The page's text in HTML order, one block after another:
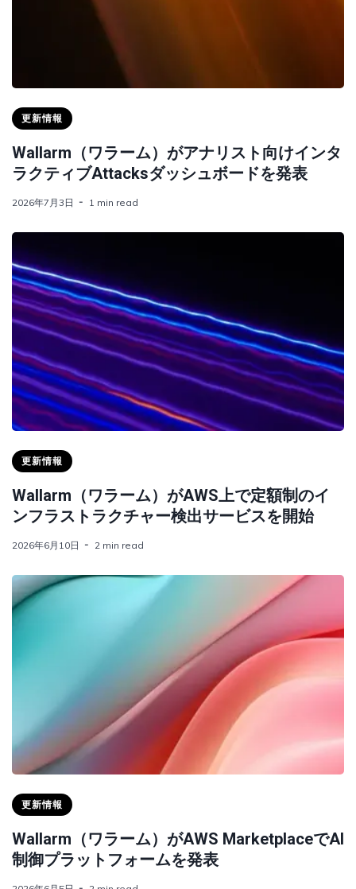
更新情報
Wallarm（ワラーム）がアナリスト向けインタ
ラクティブAttacksダッシュボードを発表
2026年7月3日 1 min read
更新情報
Wallarm（ワラーム）がAWS上で定額制のイ
ンフラストラクチャー検出サービスを開始
2026年6月10日 2 min read
更新情報
Wallarm（ワラーム）がAWS MarketplaceでAI
制御プラットフォームを発表